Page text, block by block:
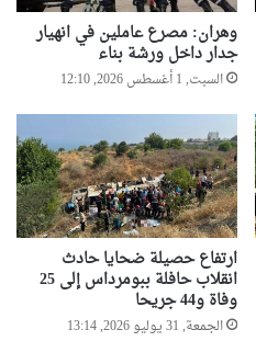
وهران: مصرع عاملين في انهيار
جدار داخل ورشة بناء
السبت, 1 أغسطس 2026, 12:10
ارتفاع حصيلة ضحايا حادث
انقلاب حافلة ببومرداس إلى 25
وفاة و44 جريحا
الجمعة, 31 يوليو 2026, 13:14